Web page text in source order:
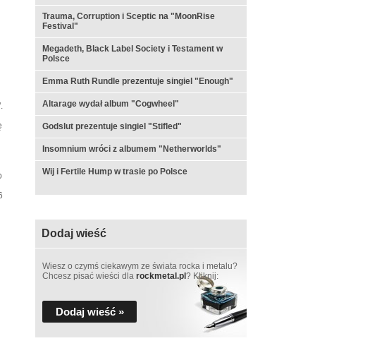
Trauma, Corruption i Sceptic na "MoonRise
Festival"
Megadeth, Black Label Society i Testament w
Polsce
Emma Ruth Rundle prezentuje singiel "Enough"
Altarage wydał album "Cogwheel"
Godslut prezentuje singiel "Stifled"
Insomnium wróci z albumem "Netherworlds"
Wij i Fertile Hump w trasie po Polsce
Dodaj wieść
Wiesz o czymś ciekawym ze świata rocka i metalu?
Chcesz pisać wieści dla rockmetal.pl ? Kliknij:
Dodaj wieść »